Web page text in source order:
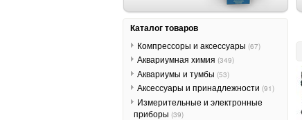
Каталог товаров
Компрессоры и аксессуары (67)
Аквариумная химия (349)
Аквариумы и тумбы (53)
Аксессуары и принадлежности (91)
Измерительные и электронные
приборы (39)